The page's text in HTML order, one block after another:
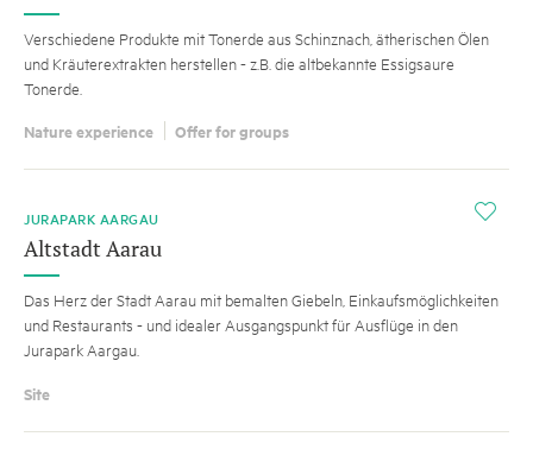
Verschiedene Produkte mit Tonerde aus Schinznach, ätherischen Ölen
und Kräuterextrakten herstellen - z.B. die altbekannte Essigsaure
Tonerde.
Nature experience Offer for groups
i
JURAPARK AARGAU
Altstadt Aarau
Das Herz der Stadt Aarau mit bemalten Giebeln, Einkaufsmöglichkeiten
und Restaurants - und idealer Ausgangspunkt für Ausflüge in den
Jurapark Aargau.
Site